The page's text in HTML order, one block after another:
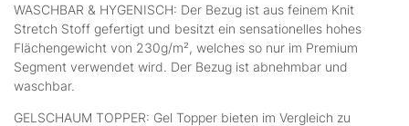
WASCHBAR & HYGENISCH: Der Bezug ist aus feinem Knit
Stretch Stoff gefertigt und besitzt ein sensationelles hohes
Flächengewicht von 230g/m², welches so nur im Premium
Segment verwendet wird. Der Bezug ist abnehmbar und
waschbar.
GELSCHAUM TOPPER: Gel Topper bieten im Vergleich zu